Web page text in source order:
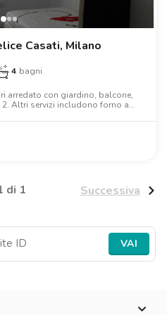
Casati, Milano
4 bagni
arredato con giardino, balcone,
Altri servizi includono forno a
di 1 Successiva
VAI